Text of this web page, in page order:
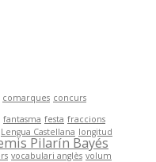
comarques concurs
fantasma festa fraccions
Lengua Castellana longitud
Pilarín Bayés
vocabulari anglès volum